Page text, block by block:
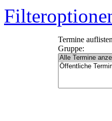
Termine
Gruppe: